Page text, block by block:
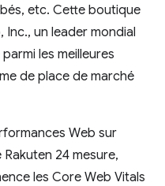
etc. Cette boutique
un leader mondial
les meilleures
de place de marché
Web sur
24 mesure,
les Core Web Vitals